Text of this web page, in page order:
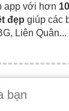
app với hơn
đẹp giúp các
Liên